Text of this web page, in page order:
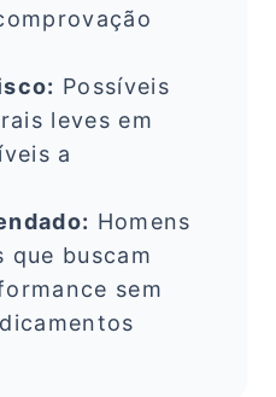
Possíveis
leves em
a
Homens
que buscam
sem